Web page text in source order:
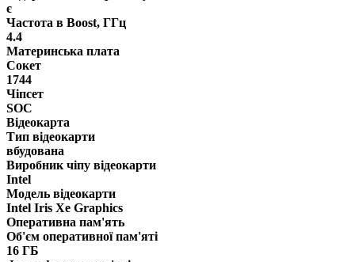
є
Частота в Boost, ГГц
4.4
Материнська плата
Сокет
1744
Чіпсет
SOC
Відеокарта
Тип відеокарти
вбудована
Виробник чіпу відеокарти
Intel
Модель відеокарти
Intel Iris Xe Graphics
Оперативна пам'ять
Об'єм оперативної пам'яті
16 ГБ